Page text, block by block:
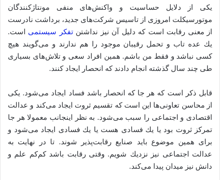
یکی از دلایل حساسیت و واکنش‌های منفی مونتاژکنندگان
موتورسیکلت امروزی از تاسیس شرکت‌های جدید، برداشت نادرست
از معنی رقابت است که دلیل آن نیز نداشتنتفکر سیستمی است.
يك عده تاب و تحمل رقيبان موجود را هم ندارند و مى‌گويند هيچ
كسى نباشد و فقط من باشم. همین افراد سعى و تلاش‌هاى بسيارى
طى چند سال گذشته انجام دادند كه انحصار ايجاد كنند.
قابل ذکر است که هر جا که انحصار باشد فساد ايجاد مى‌شود. يكى
از محاسن تعاونى‌ها اين است كه تقسيم ثروت ايجاد مى‌كند و عدالت
اقتصادى و اجتماعی را سبب می‌شود. به نظر اینجانب معمولا هر جا
تمركز ثروت بود يا يك فسادى هست يا يك فسادى ايجاد مى‌شود و
براى همين موضوع بايد صنايع رقابت‌پذير شوند. تا در نهايت به
عدالت اجتماعى نیز نزديك شويم. وقتى رقابت باشد كم‌كم علم و
دانش نیز ميدان پيدا مى‌كند.